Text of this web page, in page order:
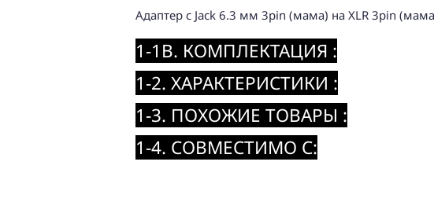
Адаптер с Jack 6.3 мм 3pin (мама) на XLR 3pin
1-1B. КОМПЛЕКТАЦИЯ :
1-2. ХАРАКТЕРИСТИКИ :
1-3. ПОХОЖИЕ ТОВАРЫ :
1-4. СОВМЕСТИМО С: